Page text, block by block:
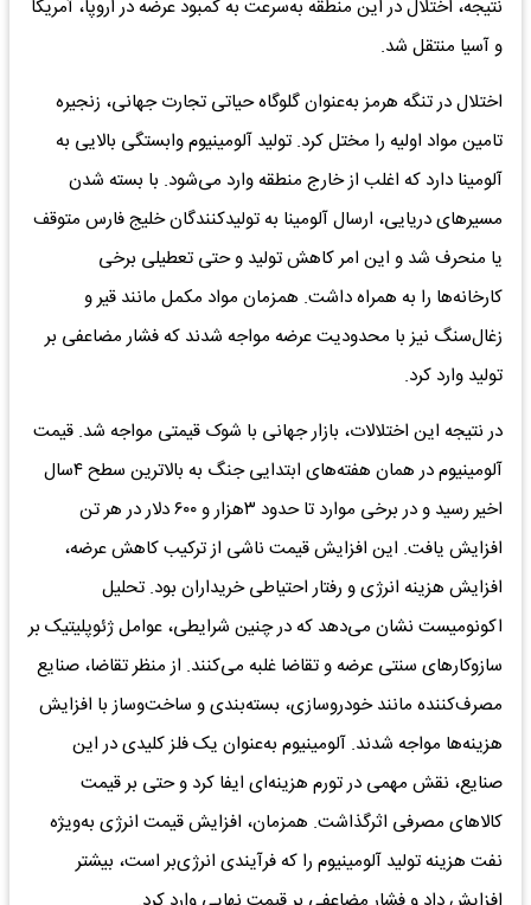
نتیجه، اختلال در این منطقه به‌سرعت به کمبود عرضه در اروپا، آمریکا
و آسیا منتقل شد.
اختلال در تنگه هرمز به‌عنوان گلوگاه حیاتی تجارت جهانی، زنجیره
تامین مواد اولیه را مختل کرد. تولید آلومینیوم وابستگی بالایی به
آلومینا دارد که اغلب از خارج منطقه وارد می‌شود. با بسته شدن
مسیرهای دریایی، ارسال آلومینا به تولیدکنندگان خلیج فارس متوقف
یا منحرف شد و این امر کاهش تولید و حتی تعطیلی برخی
کارخانه‌ها را به همراه داشت. همزمان مواد مکمل مانند قیر و
زغال‌سنگ نیز با محدودیت عرضه مواجه شدند که فشار مضاعفی بر
تولید وارد کرد.
در نتیجه این اختلالات، بازار جهانی با شوک قیمتی مواجه شد. قیمت
آلومینیوم در همان هفته‌های ابتدایی جنگ به بالاترین سطح ۴سال
اخیر رسید و در برخی موارد تا حدود ۳هزار و ۶۰۰ دلار در هر تن
افزایش یافت. این افزایش قیمت ناشی از ترکیب کاهش عرضه،
افزایش هزینه انرژی و رفتار احتیاطی خریداران بود. تحلیل
اکونومیست نشان می‌دهد که در چنین شرایطی، عوامل ژئوپلیتیک بر
سازوکارهای سنتی عرضه و تقاضا غلبه می‌کنند. از منظر تقاضا، صنایع
مصرف‌کننده مانند خودروسازی، بسته‌بندی و ساخت‌وساز با افزایش
هزینه‌ها مواجه شدند. آلومینیوم به‌عنوان یک فلز کلیدی در این
صنایع، نقش مهمی در تورم هزینه‌ای ایفا کرد و حتی بر قیمت
کالاهای مصرفی اثرگذاشت. همزمان، افزایش قیمت انرژی به‌ویژه
نفت هزینه تولید آلومینیوم را که فرآیندی انرژی‌بر است، بیشتر